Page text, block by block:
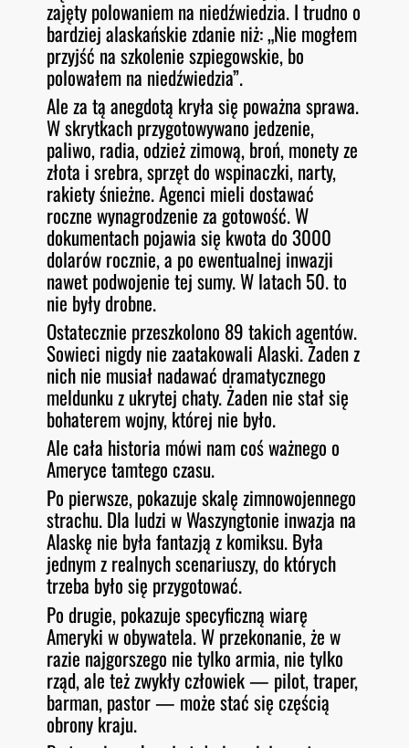
zajęty polowaniem na niedźwiedzia. I trudno o
bardziej alaskańskie zdanie niż: „Nie mogłem
przyjść na szkolenie szpiegowskie, bo
polowałem na niedźwiedzia”.
Ale za tą anegdotą kryła się poważna sprawa.
W skrytkach przygotowywano jedzenie,
paliwo, radia, odzież zimową, broń, monety ze
złota i srebra, sprzęt do wspinaczki, narty,
rakiety śnieżne. Agenci mieli dostawać
roczne wynagrodzenie za gotowość. W
dokumentach pojawia się kwota do 3000
dolarów rocznie, a po ewentualnej inwazji
nawet podwojenie tej sumy. W latach 50. to
nie były drobne.
Ostatecznie przeszkolono 89 takich agentów.
Sowieci nigdy nie zaatakowali Alaski. Żaden z
nich nie musiał nadawać dramatycznego
meldunku z ukrytej chaty. Żaden nie stał się
bohaterem wojny, której nie było.
Ale cała historia mówi nam coś ważnego o
Ameryce tamtego czasu.
Po pierwsze, pokazuje skalę zimnowojennego
strachu. Dla ludzi w Waszyngtonie inwazja na
Alaskę nie była fantazją z komiksu. Była
jednym z realnych scenariuszy, do których
trzeba było się przygotować.
Po drugie, pokazuje specyficzną wiarę
Ameryki w obywatela. W przekonanie, że w
razie najgorszego nie tylko armia, nie tylko
rząd, ale też zwykły człowiek — pilot, traper,
barman, pastor — może stać się częścią
obrony kraju.